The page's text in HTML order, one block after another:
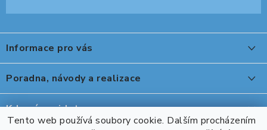
Tento web používá soubory cookie. Dalším procházením
á
p
a
í
Informace pro vás
Reklamace, výměna a vrácení
Showroom
Poradna, návody a realizace
Peter Legwood tepelná úprava obuvi
Kde nás najdete